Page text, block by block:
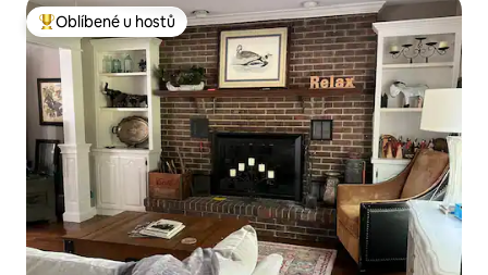
Nejlepší v kategorii Oblíbené u hostů
Oblíbené u hostů